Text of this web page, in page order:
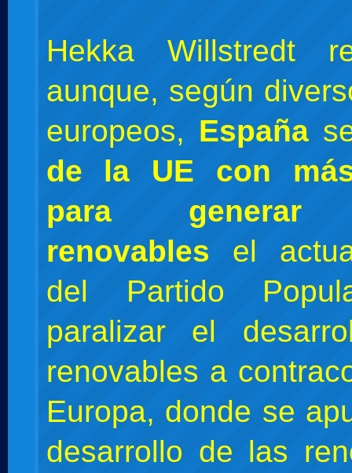
Hekka Willstredt
aunque, según
europeos, España
de la UE con
para generar
renovables el
del Partido
paralizar el
renovables a
Europa, donde se
desarrollo de las